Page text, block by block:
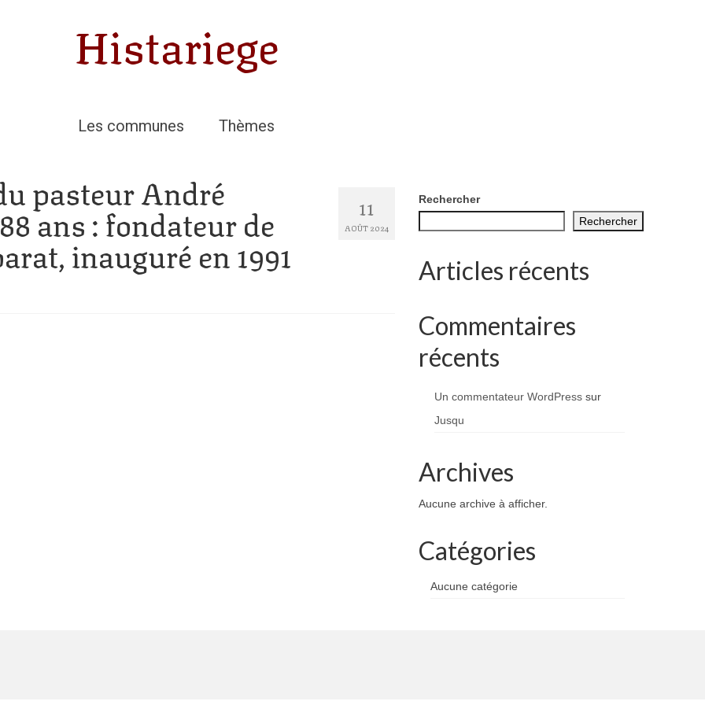
Histariege
Les communes Thèmes
11
AOÛT 2024
pasteur André
ans : fondateur de
inauguré en 1991
Rechercher
Rechercher
Articles récents
Commentaires
récents
Un commentateur WordPresssur
Jusqu
Archives
Aucune archive à afficher.
Catégories
Aucune catégorie